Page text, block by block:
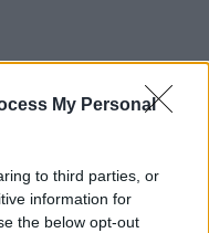
My Personal
to third parties, or
information for
the below opt-out